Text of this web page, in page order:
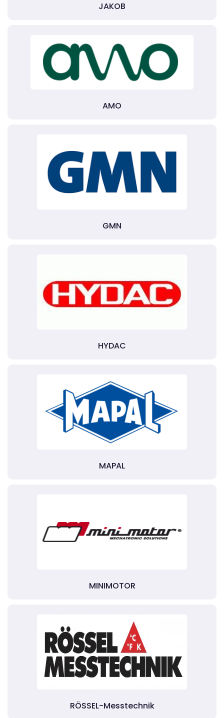
JAKOB
AMO
GMN
HYDAC
MAPAL
MINIMOTOR
RÖSSEL-Messtechnik